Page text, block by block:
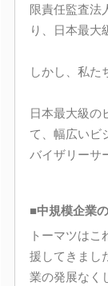
限責任監査法
り、日本最大
しかし、私た
日本最大級の
て、幅広いビ
バイザリーサ
■中規模企業
トーマツは
援してきまし
業の発展なく